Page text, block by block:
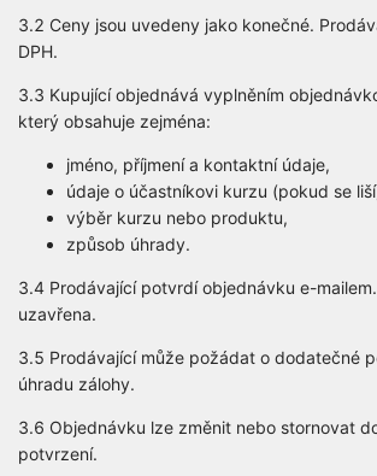
3.2 Ceny jsou uvedeny jako konečné.
DPH.
3.3 Kupující objednává vyplněním
který obsahuje zejména:
jméno, příjmení a kontaktní údaje,
údaje o účastníkovi kurzu (pokud se
výběr kurzu nebo produktu,
způsob úhrady.
3.4 Prodávající potvrdí objednávku e-
uzavřena.
3.5 Prodávající může požádat o dodatečné
úhradu zálohy.
3.6 Objednávku lze změnit nebo stornovat
potvrzení.